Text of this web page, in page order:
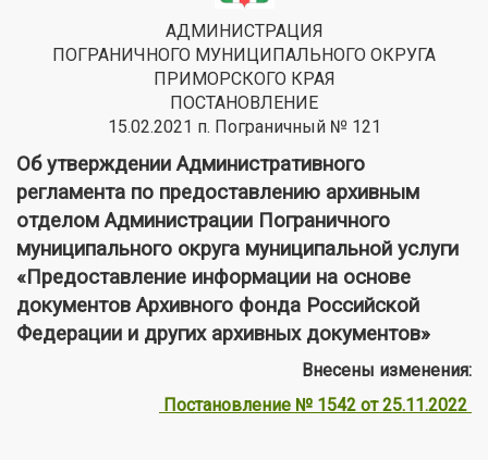
АДМИНИСТРАЦИЯ
ПОГРАНИЧНОГО МУНИЦИПАЛЬНОГО ОКРУГА
ПРИМОРСКОГО КРАЯ
ПОСТАНОВЛЕНИЕ
15.02.2021 п. Пограничный № 121
Об утверждении Административного
регламента по предоставлению архивным
отделом Администрации Пограничного
муниципального округа муниципальной услуги
«Предоставление информации на основе
документов Архивного фонда Российской
Федерации и других архивных документов»
Внесены изменения:
Постановление № 1542 от 25.11.2022